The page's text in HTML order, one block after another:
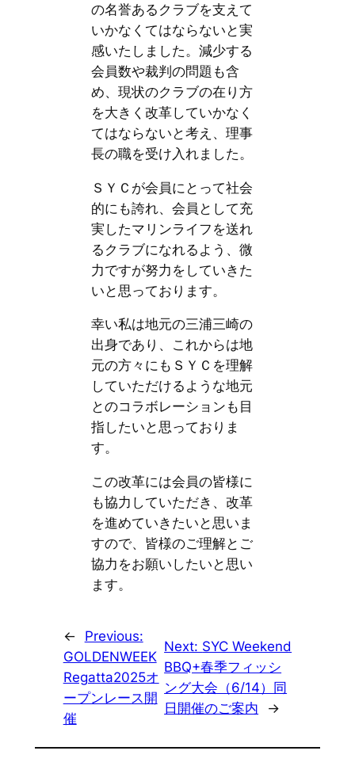
の名誉あるクラブを支えて
いかなくてはならないと実
感いたしました。減少する
会員数や裁判の問題も含
め、現状のクラブの在り方
を大きく改革していかなく
てはならないと考え、理事
長の職を受け入れました。
ＳＹＣが会員にとって社会
的にも誇れ、会員として充
実したマリンライフを送れ
るクラブになれるよう、微
力ですが努力をしていきた
いと思っております。
幸い私は地元の三浦三崎の
出身であり、これからは地
元の方々にもＳＹＣを理解
していただけるような地元
とのコラボレーションも目
指したいと思っておりま
す。
この改革には会員の皆様に
も協力していただき、改革
を進めていきたいと思いま
すので、皆様のご理解とご
協力をお願いしたいと思い
ます。
←
Previous:
GOLDENWEEK
Regatta2025オ
ープンレース開
催
Next: SYC Weekend
BBQ+春季フィッシ
ング大会（6/14）同
日開催のご案内
→